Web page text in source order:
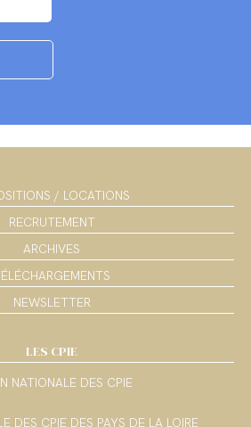
/ LOCATIONS
RECRUTEMENT
ARCHIVES
NEWSLETTER
LES CPIE
NATIONALE DES CPIE
DES CPIE DES PAYS DE LA LOIRE